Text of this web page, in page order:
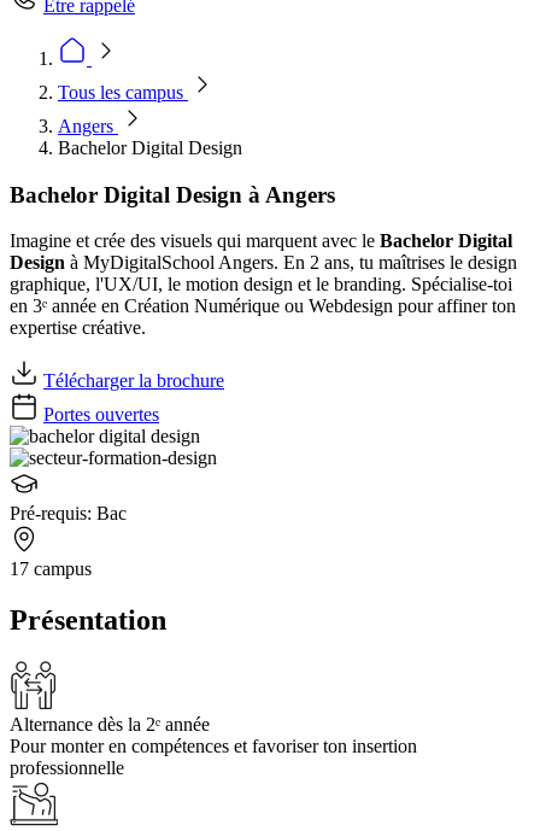
Être rappelé
Tous les campus
Angers
Bachelor Digital Design
Bachelor Digital Design à Angers
Imagine et crée des visuels qui marquent avec le Bachelor Digital
Design à MyDigitalSchool Angers. En 2 ans, tu maîtrises le design
graphique, l'UX/UI, le motion design et le branding. Spécialise-toi
en 3ᵉ année en Création Numérique ou Webdesign pour affiner ton
expertise créative.
Télécharger la brochure
Portes ouvertes
Pré-requis: Bac
17 campus
Présentation
Alternance dès la 2ᵉ année
Pour monter en compétences et favoriser ton insertion
professionnelle